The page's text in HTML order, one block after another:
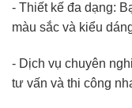
- Thiết kế đa dạng:
màu sắc và kiểu
- Dịch vụ chuyên
tư vấn và thi công